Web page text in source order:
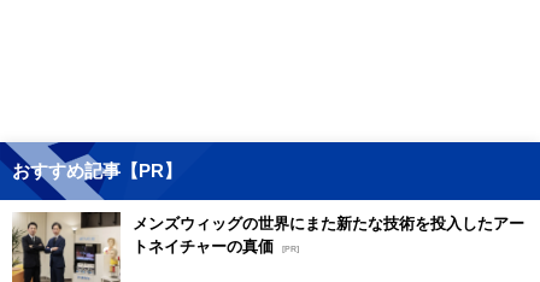
おすすめ記事【PR】
メンズウィッグの世界にまた新たな技術を投入したアー
トネイチャーの真価 [PR]